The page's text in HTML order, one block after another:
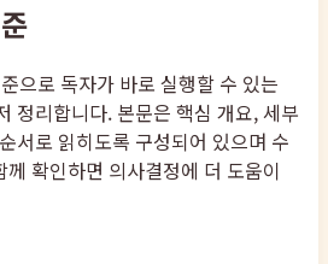
으로 독자가 바로 실행할 수 있는
정리합니다. 본문은 핵심 개요, 세부
서로 읽히도록 구성되어 있으며 수
확인하면 의사결정에 더 도움이